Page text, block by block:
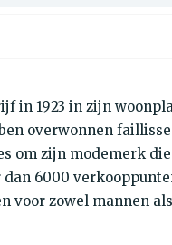
in 1923 in zijn
overwonnen
om zijn modemerk
6000
voor zowel mannen